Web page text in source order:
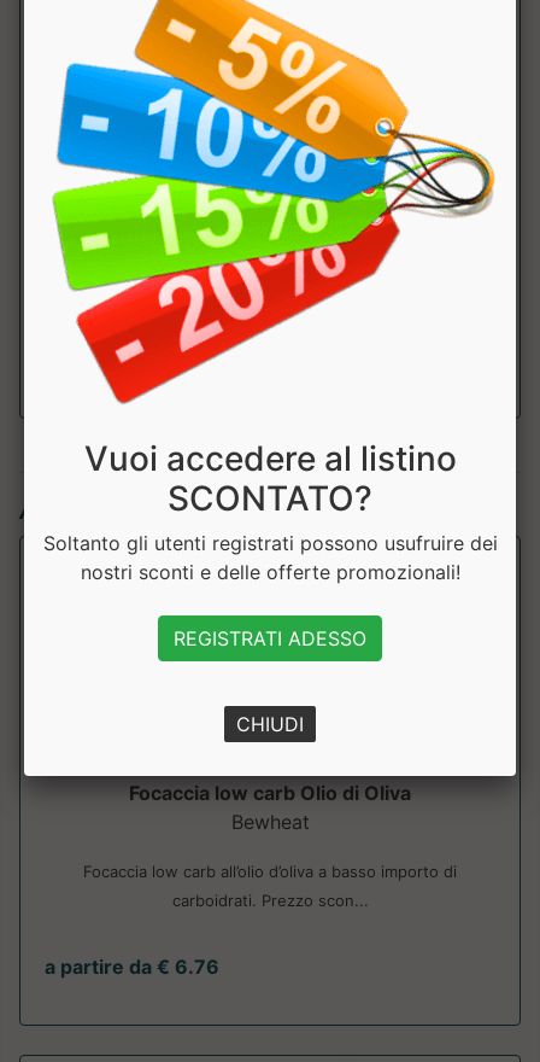
di cui saturi 0.8g
Carboidrati 3.3g
di cui
zuccheri
0g
25g
Proteine 19g
Sale 1.8g
Articoli simili:
Focaccia low carb Olio di Oliva
Bewheat
Focaccia low carb all’olio d’oliva a basso importo di
carboidrati. Prezzo scon...
a partire da € 6.76
Vuoi accedere al listino
SCONTATO?
Soltanto gli utenti registrati possono usufruire dei
nostri sconti e delle offerte promozionali!
REGISTRATI ADESSO
CHIUDI